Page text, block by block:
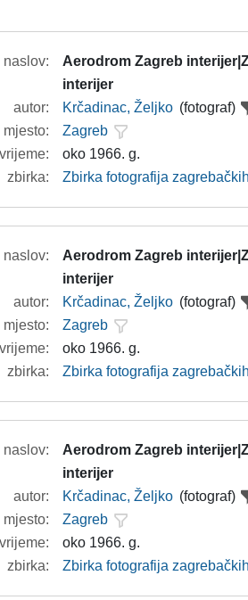
naslov:
Aerodrom Zagreb
interijer
autor:
Krčadinac, Željko (fotograf)
mjesto:
Zagreb
vrijeme:
oko 1966. g.
zbirka:
Zbirka fotografija
naslov:
Aerodrom Zagreb
interijer
autor:
Krčadinac, Željko (fotograf)
mjesto:
Zagreb
vrijeme:
oko 1966. g.
zbirka:
Zbirka fotografija
naslov:
Aerodrom Zagreb
interijer
autor:
Krčadinac, Željko (fotograf)
mjesto:
Zagreb
vrijeme:
oko 1966. g.
zbirka:
Zbirka fotografija